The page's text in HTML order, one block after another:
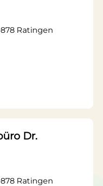
Ratingen
Dr.
Ratingen